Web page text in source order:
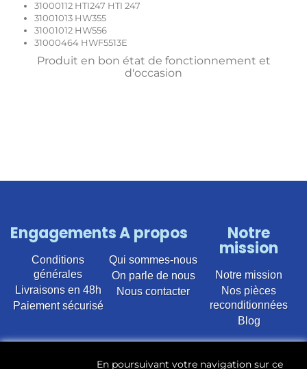
31000112 HTI247 HTI 247
31001013 HW355
31001012 HW556
31000464 HWF5513E
Produit en bon état de fonctionnement et
d'occasion
Engagements
Conditions
générales
Livraisons en 48h
Paiement sécurisé
A propos
Qui sommes-nous
On parle de nous
Nous contacter
Notre
mission
Notre mission
Nos pièces
reconditionnées
Blog
En poursuivant votre navigation sur ce